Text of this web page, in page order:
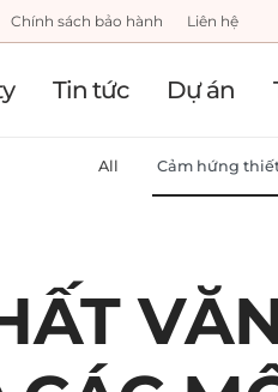
Chính sách bảo hành Liên hệ
Tin tức Dự án
All Cảm hứng